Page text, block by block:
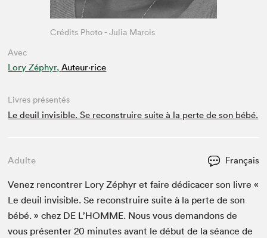
Avec
Lory Zéphyr, Auteur·rice
Crédits Photo - Julia Marois
Livres présentés
Le deuil invisible. Se reconstruire suite à la perte de son bébé.
Adulte Français
Venez ren­con­tr­er Lory Zéphyr et faire dédi­cac­er son livre «
Le deuil invis­i­ble. Se recon­stru­ire suite à la perte de son
bébé. » chez DE L’HOMME. Nous vous deman­dons de
vous présen­ter20 min­utes avant le début de la séance de